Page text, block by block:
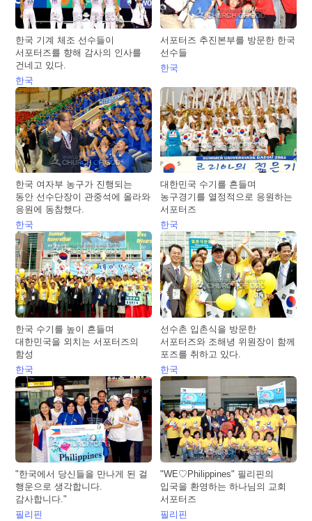
한국 기계 체조 선수들이
서포터즈를 향해 감사의 인사를
건네고 있다.
한국
서포터즈 추진본부를 방문한 한국
선수들
한국
한국 여자부 농구가 진행되는
동안 선수단장이 관중석에 올라와
응원에 동참했다.
한국
대한민국 수기를 흔들며
농구경기를 열정적으로 응원하는
서포터즈
한국
한국 수기를 높이 흔들며
대한민국을 외치는 서포터즈의
함성
한국
선수촌 입촌식을 방문한
서포터즈와 조해녕 위원장이 함께
포즈를 취하고 있다.
한국
"한국에서 당신들을 만나게 된 걸
행운으로 생각합니다.
감사합니다."
필리핀
"WE♡Philippines" 필리핀의
입국을 환영하는 하나님의 교회
서포터즈
필리핀